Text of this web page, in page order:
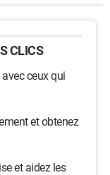
CLICS
ceux qui
et obtenez
et aidez les